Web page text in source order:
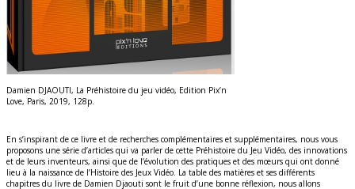
Damien DJAOUTI, La Préhistoire du jeu vidéo, Edition Pix’n
Love, Paris, 2019, 128p.
En s’inspirant de ce livre et de recherches complémentaires et supplémentaires, nous vous
proposons une série d’articles qui va parler de cette Préhistoire du Jeu Vidéo, des innovations
et de leurs inventeurs, ainsi que de l’évolution des pratiques et des mœurs qui ont donné
lieu à la naissance de l’Histoire des Jeux Vidéo. La table des matières et ses différents
chapitres du livre de Damien Djaouti sont le fruit d’une bonne réflexion, nous allons